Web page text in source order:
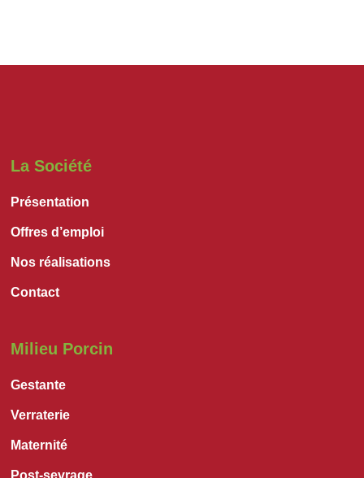
La Société
Présentation
Offres d’emploi
Nos réalisations
Contact
Milieu Porcin
Gestante
Verraterie
Maternité
Post-sevrage